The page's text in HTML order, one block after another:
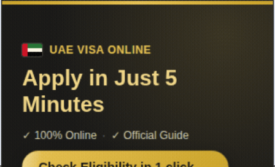
Чтобы не терять с нами связь,
подписывайся на наш
«Притворная любовь» ТВ-1
Добавленно: 21 сентября 2018 | Серии: [20 из 20]